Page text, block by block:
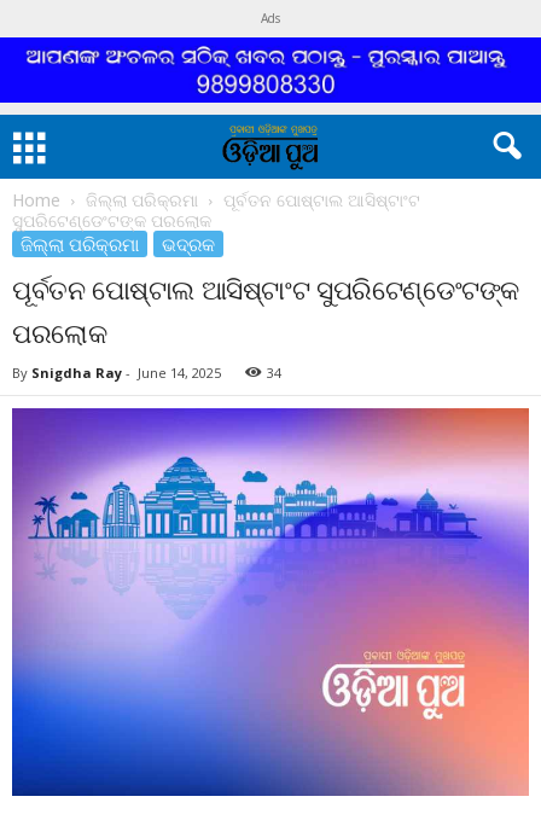
Ads
Home ଜିଲ୍ଲା ପରିକ୍ରମା
ପୂର୍ବତନ ପୋଷ୍ଟାଲ ଆସିଷ୍ଟାଂଟ
ସୁପରିଟେଣ୍ଡେଂଟଙ୍କ ପରଲୋକ
ଜିଲ୍ଲା ପରିକ୍ରମା ଭଦ୍ରକ
ପୂର୍ବତନ ପୋଷ୍ଟାଲ ଆସିଷ୍ଟାଂଟ ସୁପରିଟେଣ୍ଡେଂଟଙ୍କ
ପରଲୋକ
By Snigdha Ray - June 14, 2025 34